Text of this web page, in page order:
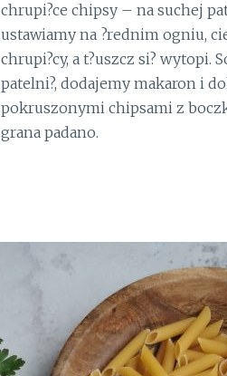
chrupi?ce chipsy – na suchej
ustawiamy na ?rednim ogniu,
chrupi?cy, a t?uszcz si? wytopi.
patelni?, dodajemy makaron i
pokruszonymi chipsami z
grana padano.